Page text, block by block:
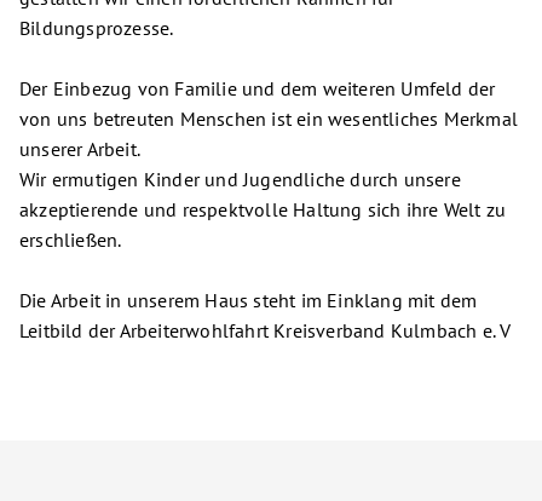
Bildungsprozesse.
Der Einbezug von Familie und dem weiteren Umfeld der
von uns betreuten Menschen ist ein wesentliches Merkmal
unserer Arbeit.
Wir ermutigen Kinder und Jugendliche durch unsere
akzeptierende und respektvolle Haltung sich ihre Welt zu
erschließen.
Die Arbeit in unserem Haus steht im Einklang mit dem
Leitbild der Arbeiterwohlfahrt Kreisverband Kulmbach e. V